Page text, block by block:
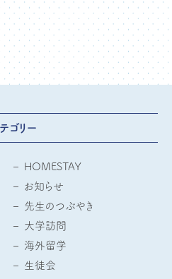
ゴリー
HOMESTAY
お知らせ
先生のつぶやき
大学訪問
海外留学
生徒会